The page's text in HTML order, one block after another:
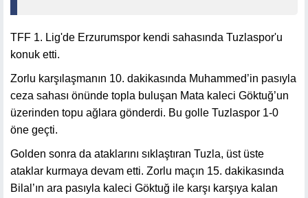
TFF 1. Lig'de Erzurumspor kendi sahasında Tuzlaspor'u
konuk etti.
Zorlu karşılaşmanın 10. dakikasında Muhammed’in pasıyla
ceza sahası önünde topla buluşan Mata kaleci Göktuğ’un
üzerinden topu ağlara gönderdi. Bu golle Tuzlaspor 1-0
öne geçti.
Golden sonra da ataklarını sıklaştıran Tuzla, üst üste
ataklar kurmaya devam etti. Zorlu maçın 15. dakikasında
Bilal’ın ara pasıyla kaleci Göktuğ ile karşı karşıya kalan